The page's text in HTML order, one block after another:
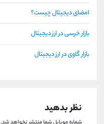
امضای دیجیتال چیست؟
بازار خرسی در ارز دیجیتال
بازار گاوی در ارز دیجیتال
نظر بدهید